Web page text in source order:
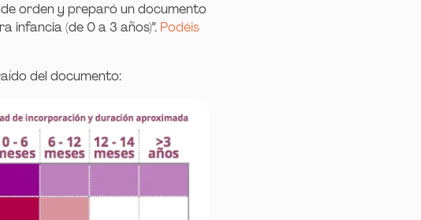
orden y preparó un documento
infancia (de 0 a 3 años)”. Podéis
del documento: